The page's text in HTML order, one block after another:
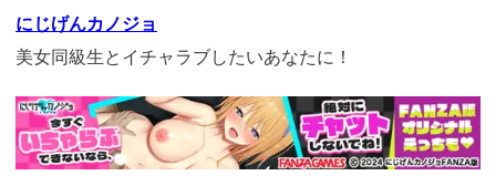
にじげんカノジョ
美女同級生とイチャラブしたいあなたに！
https://cv-
measurement.com/ad/p/r?
medium=261&ad=687&creative=590